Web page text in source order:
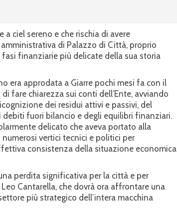
ciel sereno e che rischia di avere
di Palazzo di Città, proprio
finanziarie più delicate della sua storia
era approdata a Giarre pochi mesi fa con il
fare chiarezza sui conti dell’Ente, avviando
dei residui attivi e passivi, del
debiti fuori bilancio e degli equilibri finanziari.
delicato che aveva portato alla
vertici tecnici e politici per
consistenza della situazione economica
perdita significativa per la città e per
Cantarella, che dovrà ora affrontare una
più strategico dell’intera macchina